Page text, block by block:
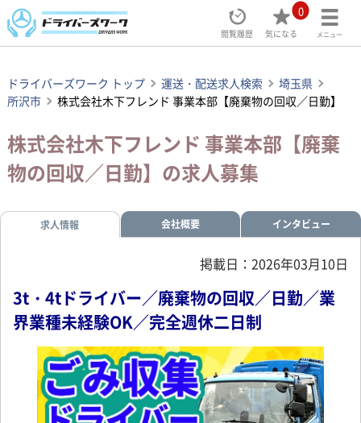
閲覧履歴
0
気になる メニュー
ドライバーズワーク トップ 運送・配送求人検索
埼玉県
所沢市
株式会社木下フレンド 事業本部【廃棄物の回収／日勤】
株式会社木下フレンド 事業本部【廃棄
物の回収／日勤】の求人募集
求人情報 会社概要 インタビュー
掲載日：2026年03月10日
3t・4tドライバー／廃棄物の回収／日勤／業
界業種未経験OK／完全週休二日制